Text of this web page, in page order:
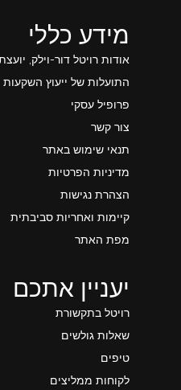
מידע כללי
אודות רויטל דור-וילק,
התועלות של ייעוץ השקעות
פרופיל עסקי
צור קשר
תנאי שימוש באתר
מדיניות הפרטיות
הצהרת נגישות
קיימות ואחריות סביבתית
מפת האתר
יעניין אתכם
רויטל בתקשורת
שאלות גולשים
טיפים
לקוחות ממליצים